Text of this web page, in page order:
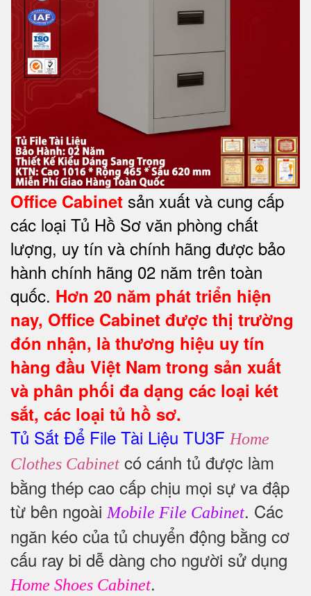
Office Cabinet sản xuất và cung cấp
các loại Tủ Hồ Sơ văn phòng chất
lượng, uy tín và chính hãng được bảo
hành chính hãng 02 năm trên toàn
quốc. Hơn 20 năm phát triển hiện
nay, Office Cabinet được thị trường
đón nhận, là thương hiệu uy tín
hàng đầu Việt Nam trong sản xuất
và phân phối đa dạng các loại két
sắt, các loại tủ hồ sơ.
Tủ Sắt Để File Tài Liệu TU3F Home
Clothes Cabinet có cánh tủ được làm
bằng thép cao cấp chịu mọi sự va đập
từ bên ngoài Mobile File Cabinet. Các
ngăn kéo của tủ chuyển động bằng cơ
cấu ray bi dễ dàng cho người sử dụng
Home Shoes Cabinet.